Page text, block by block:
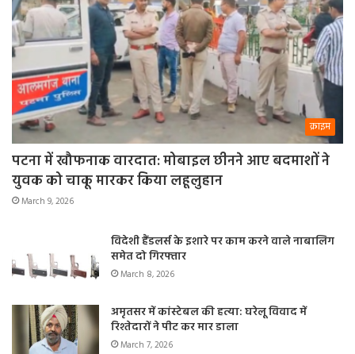
क्राइम
पटना में खौफनाक वारदात: मोबाइल छीनने आए बदमाशों ने
युवक को चाकू मारकर किया लहूलुहान
March 9, 2026
विदेशी हैंडलर्स के इशारे पर काम करने वाले नाबालिग
समेत दो गिरफ्तार
March 8, 2026
अमृतसर में कांस्टेबल की हत्या: घरेलू विवाद में
रिश्तेदारों ने पीट कर मार डाला
March 7, 2026